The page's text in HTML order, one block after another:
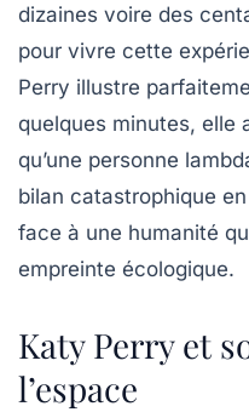
dizaines voire des
pour vivre cette
Perry illustre
quelques minutes, elle
qu’une personne
bilan catastrophique
face à une humanité
empreinte écologique.
Katy Perry et
l’espace